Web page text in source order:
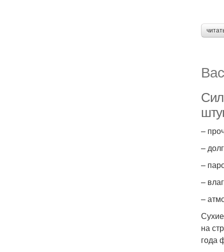
–
–
–
–
–
на
года